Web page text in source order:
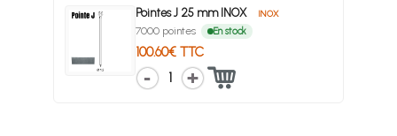
Pointes J 25 mm INOX INOX
7000 pointes En stock
100.60€ TTC
1